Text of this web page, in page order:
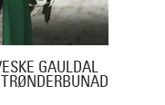
GAULDAL